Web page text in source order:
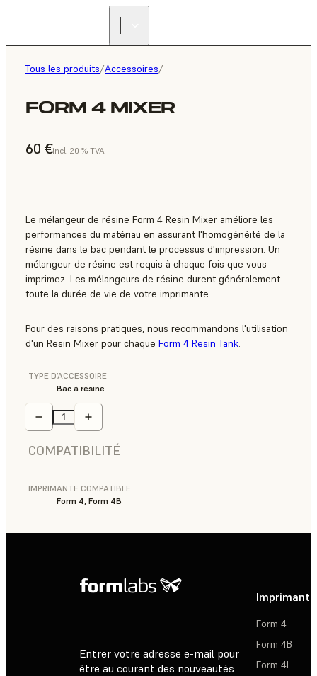
Tous les produits/Accessoires/
FORM 4 MIXER
60 €incl. 20 % TVA
Le mélangeur de résine Form 4 Resin Mixer améliore les
performances du matériau en assurant l'homogénéité de la
résine dans le bac pendant le processus d'impression. Un
mélangeur de résine est requis à chaque fois que vous
imprimez. Les mélangeurs de résine durent généralement
toute la durée de vie de votre imprimante.
Pour des raisons pratiques, nous recommandons l'utilisation
d'un Resin Mixer pour chaque Form 4 Resin Tank.
TYPE D’ACCESSOIRE
Bac à résine
COMPATIBILITÉ
IMPRIMANTE COMPATIBLE
Form 4, Form 4B
Entrer votre adresse e-mail pour
être au courant des nouveautés
Form 4
Form 4B
Form 4L